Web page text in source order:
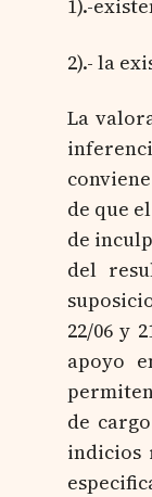
1).-
2).- la
La
de que
de
del
22/06 y
apoyo
de
indicios